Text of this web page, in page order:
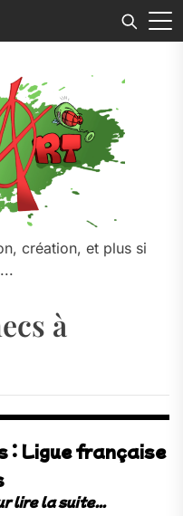
création, et plus si
à
: Ligue française